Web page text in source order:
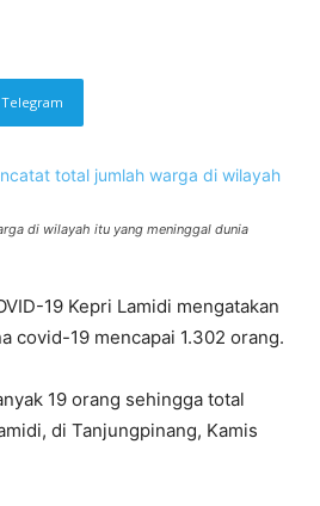
Telegram
di wilayah itu yang meninggal dunia
19 Kepri Lamidi mengatakan
covid-19 mencapai 1.302 orang.
19 orang sehingga total
di Tanjungpinang, Kamis